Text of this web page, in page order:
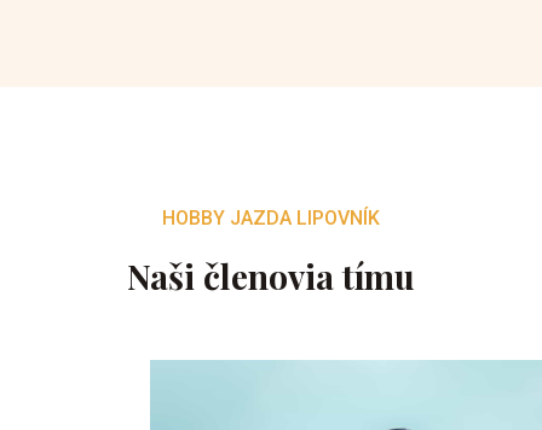
HOBBY JAZDA LIPOVNÍK
Naši členovia tímu